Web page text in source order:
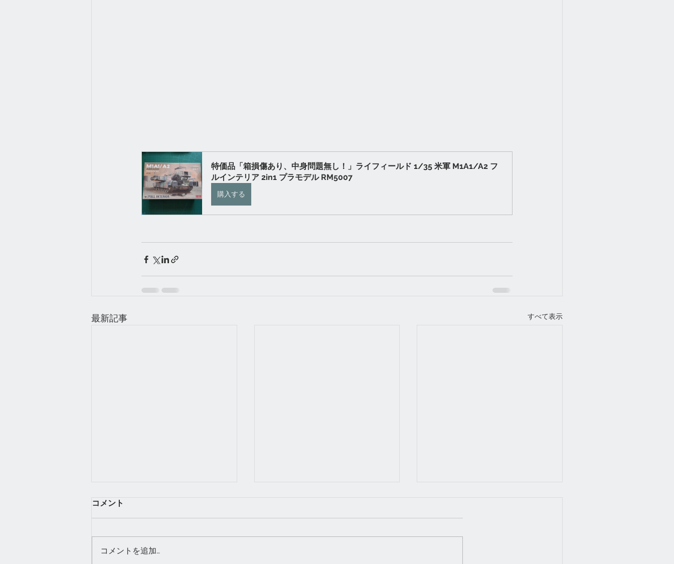
特価品「箱損傷あり、中身問題無し！」ライフィールド 1/35 米軍 M1A1/A2 フ
ルインテリア 2in1 プラモデル RM5007
購入する
最新記事 すべて表示
コメント
コメントを追加…